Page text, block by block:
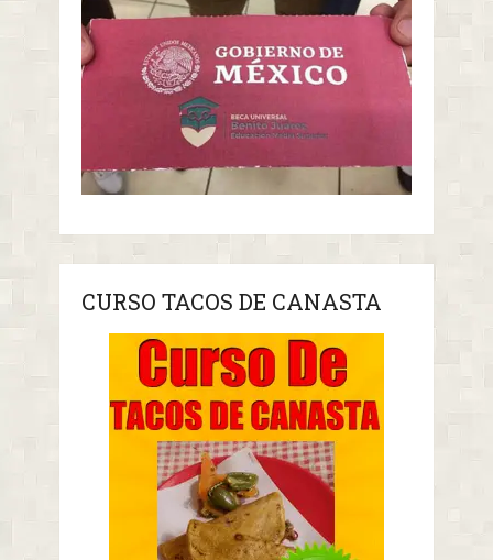
CURSO TACOS DE CANASTA